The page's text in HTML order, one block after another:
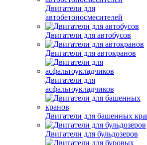
Двигатели для
автобетоносмесителей
Двигатели для автобусов
Двигатели для автокранов
Двигатели для
асфальтоукладчиков
Двигатели для башенных
Двигатели для бульдозеров